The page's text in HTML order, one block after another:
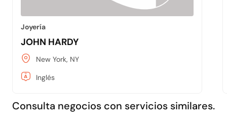
Joyería
JOHN HARDY
New York, NY
Inglés
Consulta negocios con servicios similares.